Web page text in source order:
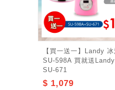
【買一送一】Landy
SU-598A 買就送
SU-671
$ 1,079